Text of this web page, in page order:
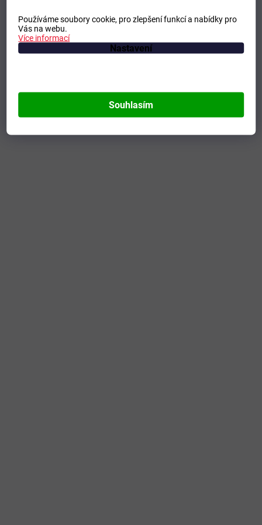
Používáme soubory cookie, pro zlepšení funkcí a nabídky pro
Vás na webu.
Více informací
Nastavení
Souhlasím